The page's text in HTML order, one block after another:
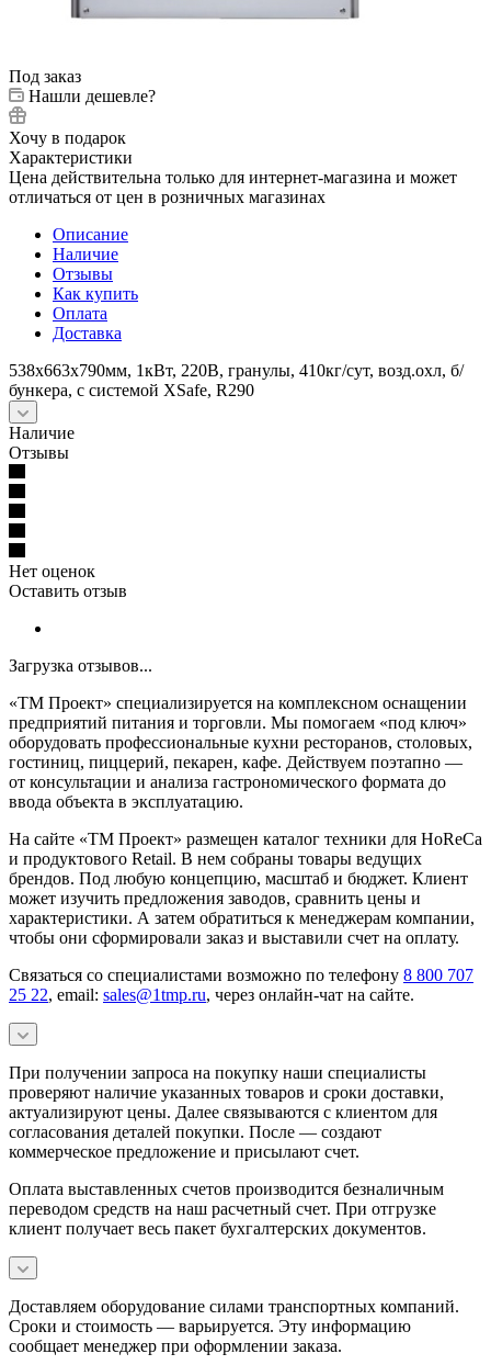
Под заказ
Нашли дешевле?
Хочу в подарок
Характеристики
Цена действительна только для интернет-магазина и может
отличаться от цен в розничных магазинах
Описание
Наличие
Отзывы
Как купить
Оплата
Доставка
538х663х790мм, 1кВт, 220В, гранулы, 410кг/сут, возд.охл, б/
бункера, с системой XSafe, R290
Наличие
Отзывы
Нет оценок
Оставить отзыв
Загрузка отзывов...
«ТМ Проект» специализируется на комплексном оснащении
предприятий питания и торговли. Мы помогаем «под ключ»
оборудовать профессиональные кухни ресторанов, столовых,
гостиниц, пиццерий, пекарен, кафе. Действуем поэтапно —
от консультации и анализа гастрономического формата до
ввода объекта в эксплуатацию.
На сайте «ТМ Проект» размещен каталог техники для HoReCa
и продуктового Retail. В нем собраны товары ведущих
брендов. Под любую концепцию, масштаб и бюджет. Клиент
может изучить предложения заводов, сравнить цены и
характеристики. А затем обратиться к менеджерам компании,
чтобы они сформировали заказ и выставили счет на оплату.
Связаться со специалистами возможно по телефону 8 800 707
25 22, email: sales@1tmp.ru, через онлайн-чат на сайте.
При получении запроса на покупку наши специалисты
проверяют наличие указанных товаров и сроки доставки,
актуализируют цены. Далее связываются с клиентом для
согласования деталей покупки. После — создают
коммерческое предложение и присылают счет.
Оплата выставленных счетов производится безналичным
переводом средств на наш расчетный счет. При отгрузке
клиент получает весь пакет бухгалтерских документов.
Доставляем оборудование силами транспортных компаний.
Сроки и стоимость — варьируется. Эту информацию
сообщает менеджер при оформлении заказа.